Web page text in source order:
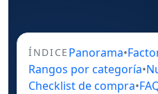
ÍNDICE Panorama•
Rangos por categoría•
Checklist de compra•